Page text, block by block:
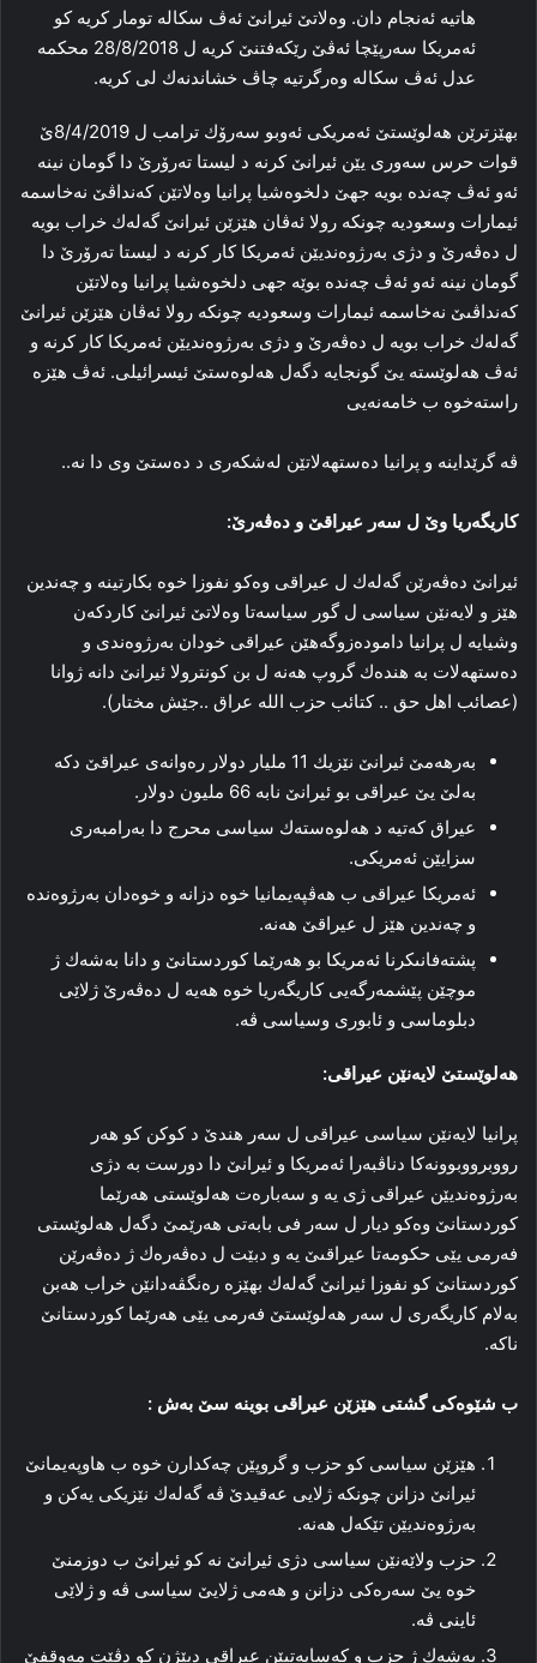
ھاتیە‌ ئه‌نجام دان. وه‌لاتێ ئیرانێ ئه‌ڤ سكاله‌ تومار كریه‌ كو
ئەمریكا سه‌رپێچا ئه‌ڤێ رێكه‌فتنێ كریه‌ ل 28/8/2018 محكمه‌
عدل ئه‌ڤ سكاله‌ وه‌رگرتیه‌ چاڤ خشاندنه‌ك لى كریه‌.
بهێزترێن هه‌لوێستێ ئه‌مریكى ئه‌وبو سەرۆك ترامب ل 8/4/2019ێ
قوات حرس سەوری یێن ئیرانێ كرنه‌ د لیستا تەرۆرێ دا گومان نینه‌
ئه‌و ئه‌ڤ چه‌نده‌ بویه‌ جهێ دلخوەشیا پرانیا وه‌لاتێن كه‌نداڤێ نه‌خاسمه‌
ئیمارات وسعودیه‌ چونكه‌ رولا ئه‌ڤان هێزێن ئیرانێ گەلەك خراب بویه‌
ل دەڤەرێ و دژى به‌رژوه‌ندیێن ئەمریكا كار كرنه‌ د لیستا تەرۆرێ دا
گومان نینه‌ ئه‌و ئه‌ڤ چه‌نده‌ بوێه‌ جهى دلخوەشیا پرانیا وه‌لاتێن
كه‌نداڤىێ نه‌خاسمه‌ ئیمارات وسعودیه‌ چونكه‌ رولا ئه‌ڤان هێزێن ئیرانێ
گەلەك خراب بویه‌ ل دەڤەرێ و دژى به‌رژوه‌ندیێن ئەمریكا كار كرنه‌ و
ئه‌ڤ هه‌لوێسته‌ یێ گونجایه‌ دگه‌ل هه‌لوەستێ ئیسرائیلى. ئه‌ڤ هێزه‌
راسته‌خوە ب خامەنەیی
ڤه‌ گرێداینه‌ و پرانیا ده‌ستهه‌لاتێن له‌شكه‌رى د ده‌ستێ وى دا نه‌..
كاریگه‌ریا وێ ل سه‌ر عیراقێ و ده‌ڤه‌رێ:
ئیرانێ ده‌ڤه‌رێن گەلەك ل عیراقى وه‌كو نفوزا خوە بكارتینە و چه‌ندین
هێز و لایه‌نێن سیاسی ل گور سیاسه‌تا وه‌لاتێ ئیرانێ كاردكه‌ن
وشیایه‌ ل پرانیا داموده‌زوگه‌هێن عیراقى خودان به‌رژوه‌ندی و
ده‌ستهه‌لات بە هنده‌ك گروپ هه‌نه‌ ل بن كونترولا ئیرانێ دانه‌ ژوانا
(عصائب اهل حق .. كتائب حزب الله عراق ..جێش مختار).
به‌رهه‌مێ ئیرانێ نێزیك 11 ملیار دولار ره‌وانه‌ى عیراقێ دكە
به‌لێ یێ عیراقى بو ئیرانێ نابە 66 ملیون دولار.
عیراق كه‌تیه‌ د ھەلوەستەك سیاسی محرج دا به‌رامبه‌رى
سزایێن ئه‌مریكى.
ئەمریكا عیراقى ب ھەڤپەیمانیا خوە دزانە و خوەدان به‌رژوه‌نده‌
و چه‌ندین هێز ل عیراقێ هه‌نه‌.
پشته‌فانىكرنا ئەمریكا بو هه‌رێما كوردستانێ و دانا به‌شه‌ك ژ
موچێن پێشمه‌رگه‌یی كاریگه‌ریا خوە هه‌یه‌ ل دەڤەرێ ژلاێى
دبلوماسى و ئابورى وسیاسی ڤه‌.
هه‌لوێستێ لایه‌نێن عیراقى:
پرانیا لایه‌نێن سیاسی عیراقى ل سه‌ر هندێ د كوكن كو هه‌ر
رووبرووبوونه‌كا دناڤبه‌را ئەمریكا و ئیرانێ دا دورست بە دژى
به‌رژوه‌ندیێن عیراقى ژى یه‌ و سه‌باره‌ت هه‌لوێستى هه‌رێما
كوردستانێ وه‌كو دیار ل سه‌ر فى بابه‌تى هه‌رێمێ دگه‌ل هه‌لوێستى
فه‌رمى یێى حكومه‌تا عیراقىێ یه‌ و دبێت ل ده‌ڤه‌ره‌ك ژ ده‌ڤه‌رێن
كوردستانێ كو نفوزا ئیرانێ گەلەك بهێزه‌ ره‌نگڤه‌دانێن خراب هه‌بن
به‌لام كاریگه‌رى ل سه‌ر هه‌لوێستێ فه‌رمى یێى هه‌رێما كوردستانێ
ناكە.
ب شێوه‌كى گشتى هێزێن عیراقى بوینه‌ سێ به‌ش :
هێزێن سیاسی كو حزب و گروپێن چه‌كدارن خوە ب هاوپه‌یمانێ
ئیرانێ دزانن چونكه‌ ژلایى عه‌قیدێ ڤه‌ گەلەك نێزیكى یەكن و
به‌رژوه‌ندیێن تێكه‌ل هه‌نه‌.
حزب ولاێه‌نێن سیاسی دژى ئیرانێ نه‌ كو ئیرانێ ب دوزمنێ
خوە یێ سه‌ره‌كى دزانن و هه‌مى ژلایێ سیاسی ڤه‌ و ژلاێى
ئاینى ڤه‌.
به‌شه‌ك ژ حزب و كه‌سایه‌تیێن عیراقى دبێژن كو دڤێت مەوقفێ